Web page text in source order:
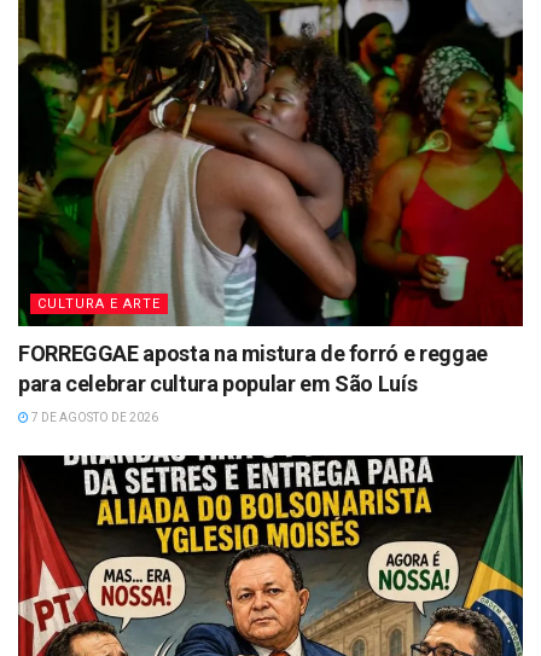
CULTURA E ARTE
FORREGGAE aposta na mistura de forró e reggae
para celebrar cultura popular em São Luís
7 DE AGOSTO DE 2026